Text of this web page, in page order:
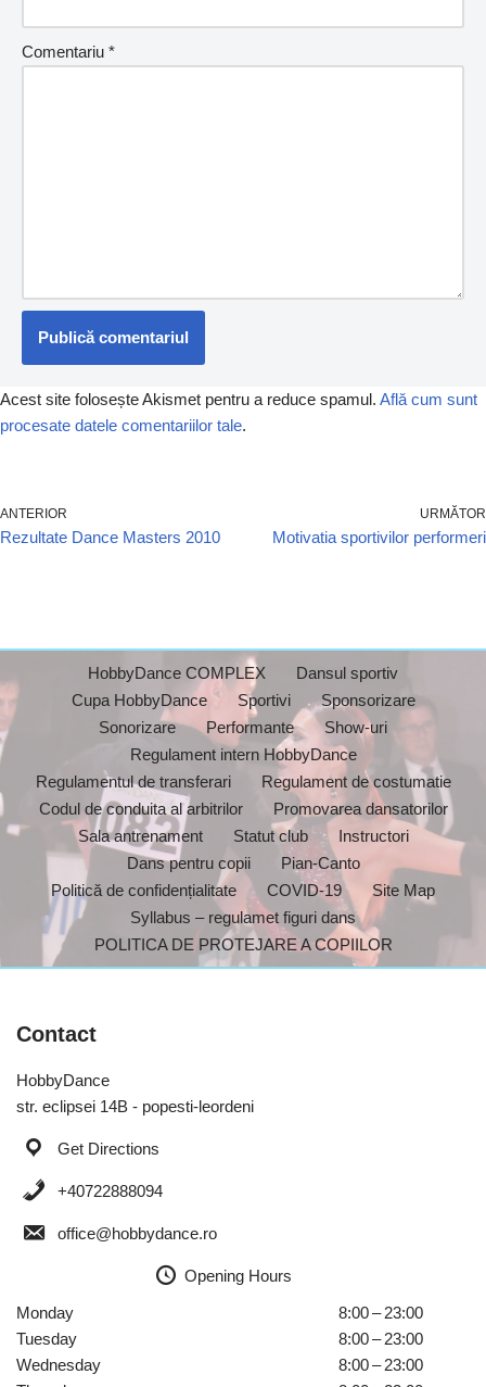
Comentariu *
Acest site folosește Akismet pentru a reduce spamul. Află cum sunt
procesate datele comentariilor tale.
ANTERIOR
Rezultate Dance Masters 2010
URMĂTOR
Motivatia sportivilor performeri
HobbyDance COMPLEX
Dansul sportiv
Cupa HobbyDance
Sportivi
Sponsorizare
Sonorizare
Performante
Show-uri
Regulament intern HobbyDance
Regulamentul de transferari
Regulament de costumatie
Codul de conduita al arbitrilor
Promovarea dansatorilor
Sala antrenament
Statut club
Instructori
Dans pentru copii
Pian-Canto
Politică de confidențialitate
COVID-19
Site Map
Syllabus – regulamet figuri dans
POLITICA DE PROTEJARE A COPIILOR
Contact
HobbyDance
str. eclipsei 14B - popesti-leordeni
Get Directions
+40722888094
office@hobbydance.ro
Opening Hours
Monday
8:00 – 23:00
Tuesday
8:00 – 23:00
Wednesday
8:00 – 23:00